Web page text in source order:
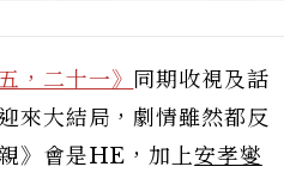
，二十一》 同期收視及話
來大結局，劇情雖然都反
》會是HE，加上安孝燮